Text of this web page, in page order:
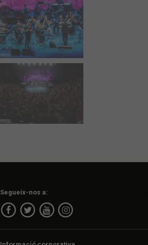
Segueix-nos a: